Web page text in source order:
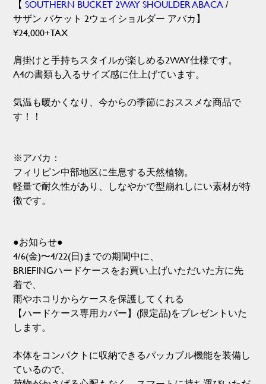
【SOUTHERN BUCKET 2WAY SHOULDER ABACA/
サザン バケット 2ウェイショルダー アバカ】
¥24,000+TAX
肩掛けと手持ちスタイルが楽しめる2WAY仕様です。
A4の書類も入るサイズ感に仕上げています。
気温も暖かくなり、今からの季節におススメな商品で
す！！
※アバカ：
フィリピン中部地区に生息する天然植物。
軽量で耐久性があり、しなやかで型崩れしにい素材が特
徴です。
●お知らせ●
4/6(金)〜4/22(日)までの期間中に、
BRIEFINGハードケースをお買い上げいただいた方に先
着で、
雨やホコリからケースを保護してくれる
【ハードケース専用カバー】(限定品)をプレゼントいた
します。
本体をコンパクトに収納できるパッカブル機能を装備し
ているので、